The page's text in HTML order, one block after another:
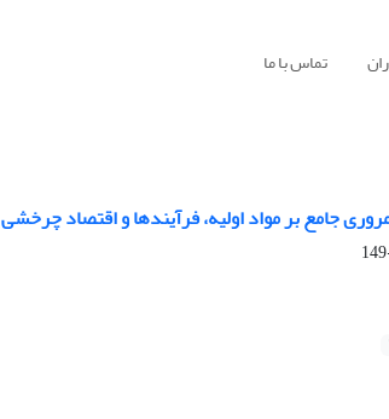
تماس با ما
جامع بر مواد اولیه، فرآیندها و اقتصاد چرخشی